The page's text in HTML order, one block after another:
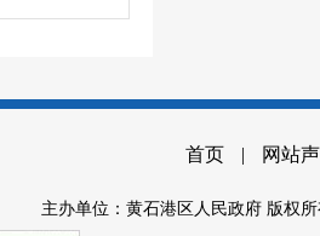
首页 | 网站
主办单位：黄石港区人民政府 版权